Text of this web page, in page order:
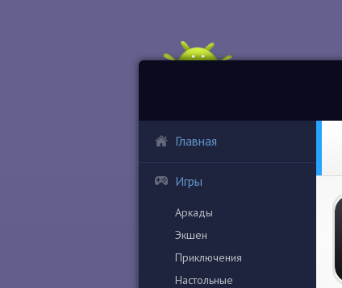
Главная
Игры
Аркады
Экшен
Приключения
Настольные